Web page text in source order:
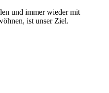
und immer wieder mit
ist unser Ziel.